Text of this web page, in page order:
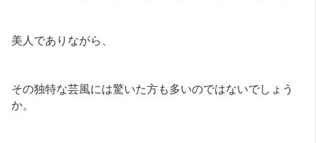
美人でありながら、
その独特な芸風には驚いた方も多いのではないでしょう
か。